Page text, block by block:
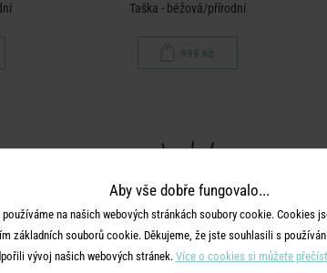
Taška - béžová/přírodní
999 Kč
Aby vše dobře fungovalo...
na našich webových stránkách soubory cookie.
základních souborů cookie. Děkujeme, že jste souhlasili s
vývoj našich webových stránek.Více o cookies si můžete